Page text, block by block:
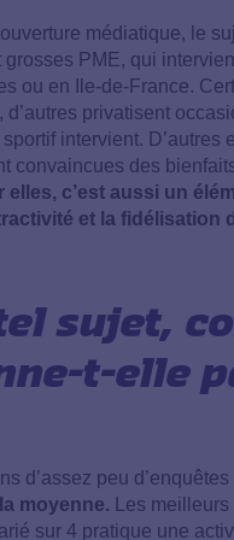
médiatique, le
grosses PME, qui
ou en Ile-de-France.
d’autres privatisent
intervient.
convaincues des
elles, c’est aussi un
et la fidélisation
sujet,
t-elle
d’assez peu
moyenne. Les
sur 4 pratique une